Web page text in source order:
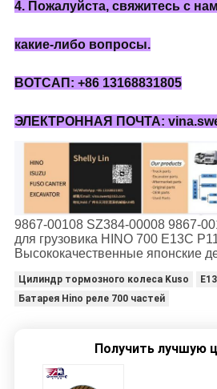
4. Пожалуйста, свяжитесь с
какие-либо вопросы.
ВОТСАП: +86 13168831805
ЭЛЕКТРОННАЯ ПОЧТА:
9867-00108 SZ384-00008 9867-
для грузовика HINO 700 E13C
Высококачественные японские
Цилиндр тормозного колеса Kuso
Батарея Hino реле 700 частей
Получить лучшую